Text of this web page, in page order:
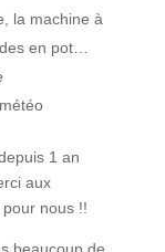
la machine à
en pot…
1 an
aux
nous !!
beaucoup de